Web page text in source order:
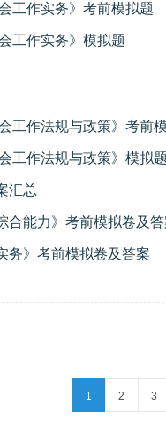
工作实务》考前模拟题
工作实务》模拟题
工作法规与政策》考前
工作法规与政策》模拟题
汇总
合能力》考前模拟卷及答
务》考前模拟卷及答案
1 2 3